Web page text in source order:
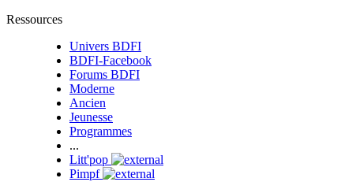
Ressources
Univers BDFI
BDFI-Facebook
Forums BDFI
Moderne
Ancien
Jeunesse
Programmes
...
Litt'pop
Pimpf